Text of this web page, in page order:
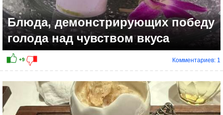
+11
Блюда, демонстрирующих победу
голода над чувством вкуса
Комментариев: 1